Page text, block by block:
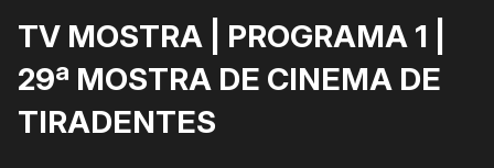
TV MOSTRA | PROGRAMA 1 |
29ª MOSTRA DE CINEMA DE
TIRADENTES